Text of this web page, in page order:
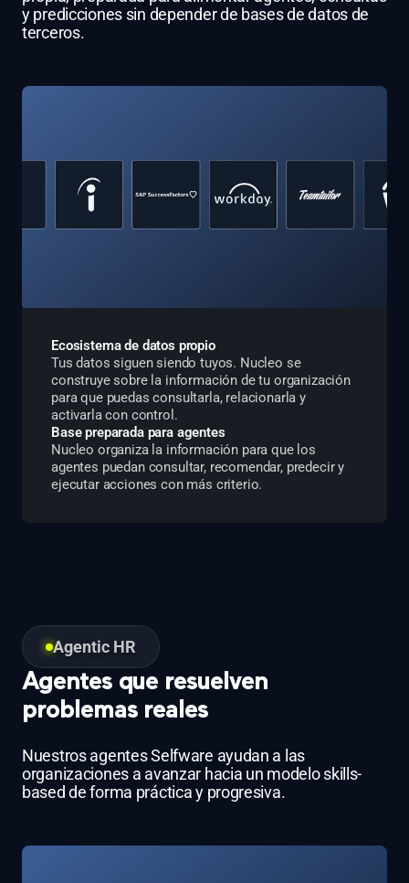
y predicciones sin depender de bases de datos de
terceros.
Ecosistema de datos propio
Tus datos siguen siendo tuyos. Nucleo se
construye sobre la información de tu organización
para que puedas consultarla, relacionarla y
activarla con control.
Base preparada para agentes
Nucleo organiza la información para que los
agentes puedan consultar, recomendar, predecir y
ejecutar acciones con más criterio.
Agentic HR
Agentes que resuelven
problemas reales
Nuestros agentes Selfware ayudan a las
organizaciones a avanzar hacia un modelo skills-
based de forma práctica y progresiva.